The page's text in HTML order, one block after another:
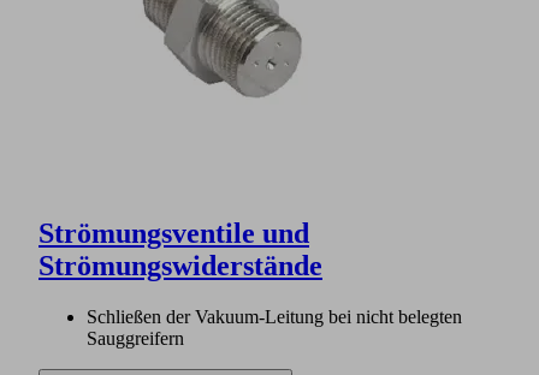
Strömungsventile und
Strömungswiderstände
Schließen der Vakuum-Leitung bei nicht belegten
Sauggreifern